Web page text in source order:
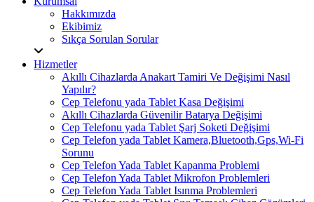
Hakkımızda
Ekibimiz
Sıkça Sorulan Sorular
Hizmetler
Akıllı Cihazlarda Anakart Tamiri Ve Değişimi Nasıl
Yapılır?
Cep Telefonu yada Tablet Kasa Değişimi
Akıllı Cihazlarda Güvenilir Batarya Değişimi
Cep Telefonu yada Tablet Şarj Soketi Değişimi
Cep Telefon yada Tablet Kamera,Bluetooth,Gps,Wi-Fi
Sorunu
Cep Telefon Yada Tablet Kapanma Problemi
Cep Telefon Yada Tablet Mikrofon Problemleri
Cep Telefon Yada Tablet Isınma Problemleri